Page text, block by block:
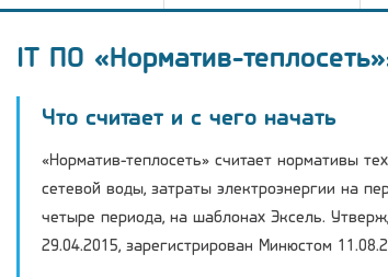
IT ПО «Норматив-
Что считает и с чего начать
«Норматив-теплосеть» считает нормативы
сетевой воды, затраты электроэнергии на
четыре периода, на шаблонах Эксель.
29.04.2015, зарегистрирован Минюстом